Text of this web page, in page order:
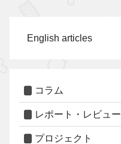
English articles
コラム
レポート・レビュー
プロジェクト